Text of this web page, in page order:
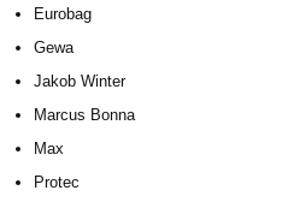
Eurobag
Gewa
Jakob Winter
Marcus Bonna
Max
Protec